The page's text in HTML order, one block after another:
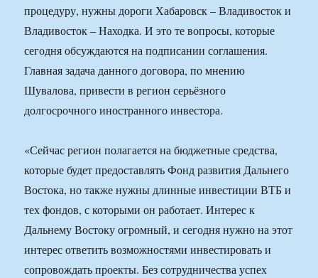
процедуру, нужны дороги Хабаровск – Владивосток и
Владивосток – Находка. И это те вопросы, которые
сегодня обсуждаются на подписании соглашения.
Главная задача данного договора, по мнению
Шувалова, привести в регион серьёзного
долгосрочного иностранного инвестора.
«Сейчас регион полагается на бюджетные средства,
которые будет предоставлять Фонд развития Дальнего
Востока, но также нужны длинные инвестиции ВТБ и
тех фондов, с которыми он работает. Интерес к
Дальнему Востоку огромный, и сегодня нужно на этот
интерес ответить возможностями инвестировать и
сопровождать проекты. Без сотрудничества успех